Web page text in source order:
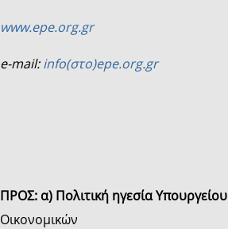
www.epe.org.gr
e-mail:info(στο)epe.org.gr
ΠΡΟΣ: α) Πολιτική ηγεσία Υπουργείου
Οικονομικών